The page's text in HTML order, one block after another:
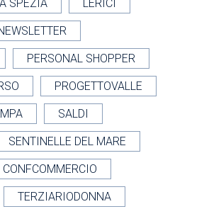
SPEZIA LERICI
PERSONAL SHOPPER
PROGETTOVALLE
SALDI
SENTINELLE DEL MARE
TERZIARIODONNA